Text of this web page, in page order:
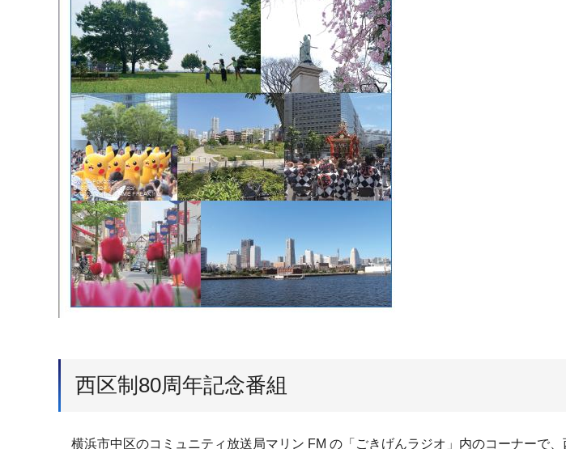
西区制80周年記念番組
横浜市中区のコミュニティ放送局マリン FM の「ごきげんラジオ」内のコーナーで